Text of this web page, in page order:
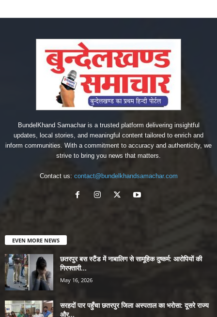
BundelKhand Samachar is a trusted platform delivering insightful
updates, local stories, and meaningful content tailored to enrich and
inform communities. With a commitment to accuracy and authenticity, we
strive to bring you news that matters.
Contact us: contact@bundelkhandsamachar.com
EVEN MORE NEWS
छतरपुर बस स्टैंड में नाबालिग से सामूहिक दुष्कर्म: आरोपियों की
गिरफ्तारी...
May 16, 2026
सरहदों पार पहुँचा छतरपुर जिला अस्पताल का भरोसा: दूसरे राज्य
और...